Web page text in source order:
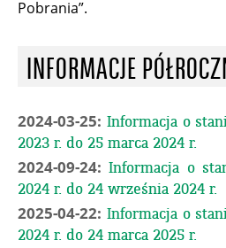
Pobrania”.
INFORMACJE
2024-03-25: Informacja o
2023 r. do 25 marca 2024 r.
2024-09-24: Informacja o
2024 r. do 24 września 2024 r.
2025-04-22: Informacja o
2024 r. do 24 marca 2025 r.